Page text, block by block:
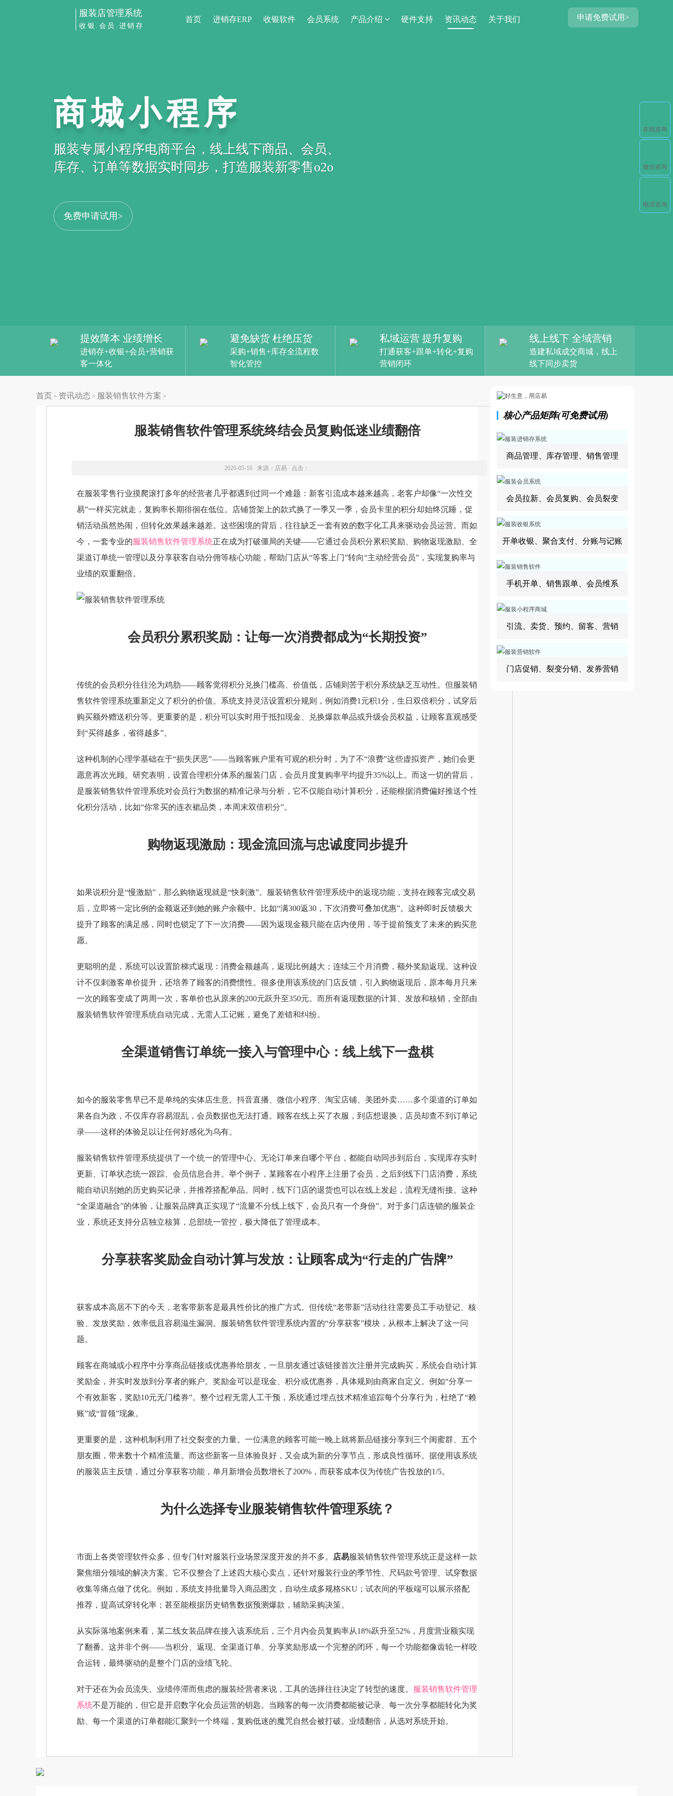
申请免费试用>
服装店管理系统
收银.会员.进销存
首页 进销存ERP 收银软件 会员系统 产品介绍 硬件支持 资讯动态 关于我们
商城小程序
服装专属小程序电商平台，线上线下商品、会员、
库存、订单等数据实时同步，打造服装新零售o2o
免费申请试用>
提效降本 业绩增长
进销存+收银+会员+营销获
客一体化
避免缺货 杜绝压货
采购+销售+库存全流程数
智化管控
私域运营 提升复购
打通获客+跟单+转化+复购
营销闭环
线上线下 全域营销
造建私域成交商城，线上
线下同步卖货
首页 > 资讯动态 > 服装销售软件方案 >
服装销售软件管理系统终结会员复购低迷业绩翻倍
2026-05-16 来源： 店易 点击：
在服装零售行业摸爬滚打多年的经营者几乎都遇到过同一个难题：新客引流成本越来越高，老客户却像“一次性交
易”一样买完就走，复购率长期徘徊在低位。店铺货架上的款式换了一季又一季，会员卡里的积分却始终沉睡，促
销活动虽然热闹，但转化效果越来越差。这些困境的背后，往往缺乏一套有效的数字化工具来驱动会员运营。而如
今，一套专业的服装销售软件管理系统正在成为打破僵局的关键——它通过会员积分累积奖励、购物返现激励、全
渠道订单统一管理以及分享获客自动分佣等核心功能，帮助门店从“等客上门”转向“主动经营会员”，实现复购率与
业绩的双重翻倍。
会员积分累积奖励：让每一次消费都成为“长期投资”
传统的会员积分往往沦为鸡肋——顾客觉得积分兑换门槛高、价值低，店铺则苦于积分系统缺乏互动性。但服装销
售软件管理系统重新定义了积分的价值。系统支持灵活设置积分规则，例如消费1元积1分，生日双倍积分，试穿后
购买额外赠送积分等。更重要的是，积分可以实时用于抵扣现金、兑换爆款单品或升级会员权益，让顾客直观感受
到“买得越多，省得越多”。
这种机制的心理学基础在于“损失厌恶”——当顾客账户里有可观的积分时，为了不“浪费”这些虚拟资产，她们会更
愿意再次光顾。研究表明，设置合理积分体系的服装门店，会员月度复购率平均提升35%以上。而这一切的背后，
是服装销售软件管理系统对会员行为数据的精准记录与分析，它不仅能自动计算积分，还能根据消费偏好推送个性
化积分活动，比如“你常买的连衣裙品类，本周末双倍积分”。
购物返现激励：现金流回流与忠诚度同步提升
如果说积分是“慢激励”，那么购物返现就是“快刺激”。服装销售软件管理系统中的返现功能，支持在顾客完成交易
后，立即将一定比例的金额返还到她的账户余额中。比如“满300返30，下次消费可叠加优惠”。这种即时反馈极大
提升了顾客的满足感，同时也锁定了下一次消费——因为返现金额只能在店内使用，等于提前预支了未来的购买意
愿。
更聪明的是，系统可以设置阶梯式返现：消费金额越高，返现比例越大；连续三个月消费，额外奖励返现。这种设
计不仅刺激客单价提升，还培养了顾客的消费惯性。很多使用该系统的门店反馈，引入购物返现后，原本每月只来
一次的顾客变成了两周一次，客单价也从原来的200元跃升至350元。而所有返现数据的计算、发放和核销，全部由
服装销售软件管理系统自动完成，无需人工记账，避免了差错和纠纷。
全渠道销售订单统一接入与管理中心：线上线下一盘棋
如今的服装零售早已不是单纯的实体店生意。抖音直播、微信小程序、淘宝店铺、美团外卖……多个渠道的订单如
果各自为政，不仅库存容易混乱，会员数据也无法打通。顾客在线上买了衣服，到店想退换，店员却查不到订单记
录——这样的体验足以让任何好感化为乌有。
服装销售软件管理系统提供了一个统一的管理中心。无论订单来自哪个平台，都能自动同步到后台，实现库存实时
更新、订单状态统一跟踪、会员信息合并。举个例子，某顾客在小程序上注册了会员，之后到线下门店消费，系统
能自动识别她的历史购买记录，并推荐搭配单品。同时，线下门店的退货也可以在线上发起，流程无缝衔接。这种
“全渠道融合”的体验，让服装品牌真正实现了“流量不分线上线下，会员只有一个身份”。对于多门店连锁的服装企
业，系统还支持分店独立核算，总部统一管控，极大降低了管理成本。
分享获客奖励金自动计算与发放：让顾客成为“行走的广告牌”
获客成本高居不下的今天，老客带新客是最具性价比的推广方式。但传统“老带新”活动往往需要员工手动登记、核
验、发放奖励，效率低且容易滋生漏洞。服装销售软件管理系统内置的“分享获客”模块，从根本上解决了这一问
题。
顾客在商城或小程序中分享商品链接或优惠券给朋友，一旦朋友通过该链接首次注册并完成购买，系统会自动计算
奖励金，并实时发放到分享者的账户。奖励金可以是现金、积分或优惠券，具体规则由商家自定义。例如“分享一
个有效新客，奖励10元无门槛券”。整个过程无需人工干预，系统通过埋点技术精准追踪每个分享行为，杜绝了“赖
账”或“冒领”现象。
更重要的是，这种机制利用了社交裂变的力量。一位满意的顾客可能一晚上就将新品链接分享到三个闺蜜群、五个
朋友圈，带来数十个精准流量。而这些新客一旦体验良好，又会成为新的分享节点，形成良性循环。据使用该系统
的服装店主反馈，通过分享获客功能，单月新增会员数增长了200%，而获客成本仅为传统广告投放的1/5。
为什么选择专业服装销售软件管理系统？
市面上各类管理软件众多，但专门针对服装行业场景深度开发的并不多。 店易服装销售软件管理系统正是这样一款
聚焦细分领域的解决方案。它不仅整合了上述四大核心卖点，还针对服装行业的季节性、尺码款号管理、试穿数据
收集等痛点做了优化。例如，系统支持批量导入商品图文，自动生成多规格SKU；试衣间的平板端可以展示搭配
推荐，提高试穿转化率；甚至能根据历史销售数据预测爆款，辅助采购决策。
从实际落地案例来看，某二线女装品牌在接入该系统后，三个月内会员复购率从18%跃升至52%，月度营业额实现
了翻番。这并非个例——当积分、返现、全渠道订单、分享奖励形成一个完整的闭环，每一个功能都像齿轮一样咬
合运转，最终驱动的是整个门店的业绩飞轮。
对于还在为会员流失、业绩停滞而焦虑的服装经营者来说，工具的选择往往决定了转型的速度。
服装销售软件管理
系统不是万能的，但它是开启数字化会员运营的钥匙。当顾客的每一次消费都能被记录、每一次分享都能转化为奖
励、每一个渠道的订单都能汇聚到一个终端，复购低迷的魔咒自然会被打破。业绩翻倍，从选对系统开始。
核心产品矩阵(可免费试用)
商品管理、库存管理、销售管理
会员拉新、会员复购、会员裂变
开单收银、聚合支付、分账与记账
手机开单、销售跟单、会员维系
引流、卖货、预约、留客、营销
门店促销、裂变分销、发券营销
在线咨询
微信咨询
电话咨询